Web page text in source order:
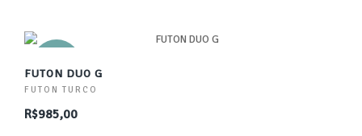
FUTON DUO G
FUTON TURCO
R$985,00